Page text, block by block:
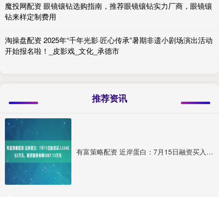
魔投网配资 眼镜镶钻选购指南，推荐眼镜镶钻实力厂商，眼镜镶
钻来样定制费用
淘操盘配资 2025年“千年光影·匠心传承”暑期非遗小剧场演出活动
开始报名啦！_皮影戏_文化_承德市
推荐资讯
有富策略配资 近岸蛋白：7月15日融资买入3340.02万元，融资融券余额5887.13万元